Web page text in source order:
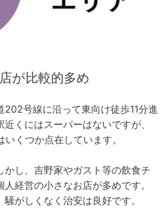
が比較的多め
202号線に沿って東向け徒歩11分進
くにはスーパーはないですが、
くつか点在しています。
かし、吉野家やガスト等の飲食チ
経営の小さなお店が多めです。
がしくなく治安は良好です。